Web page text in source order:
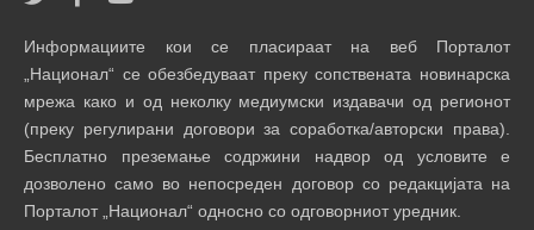
Информациите кои се пласираат на веб Порталот
„Национал“ се обезбедуваат преку сопствената новинарска
мрежа како и од неколку медиумски издавачи од регионот
(преку регулирани договори за соработка/авторски права).
Бесплатно преземање содржини надвор од условите е
дозволено само во непосреден договор со редакцијата на
Порталот „Национал“ односно со одговорниот уредник.